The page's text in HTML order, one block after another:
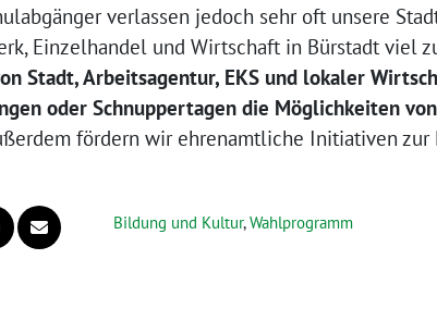
verlassen jedoch sehr oft unsere
Einzelhandel und Wirtschaft in Bürstadt viel
Stadt, Arbeitsagentur, EKS und lokaler
oder Schnuppertagen die Möglichkeiten
fördern wir ehrenamtliche Initiativen zur
Bildung und Kultur,Wahlprogramm